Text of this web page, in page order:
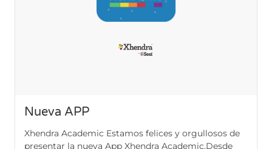
Nueva APP
Xhendra Academic Estamos felices y orgullosos de
presentar la nueva App Xhendra Academic.Desde